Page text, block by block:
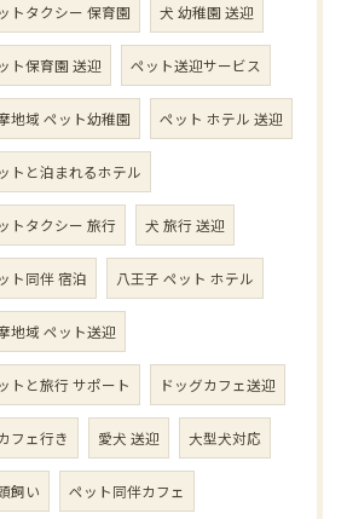
トタクシー 保育園 犬 幼稚園 送迎
ト保育園 送迎 ペット送迎サービス
地域 ペット幼稚園 ペット ホテル 送迎
トと泊まれるホテル
トタクシー 旅行 犬 旅行 送迎
ト同伴 宿泊 八王子 ペット ホテル
地域 ペット送迎
トと旅行 サポート ドッグカフェ送迎
フェ行き 愛犬 送迎 大型犬対応
飼い ペット同伴カフェ